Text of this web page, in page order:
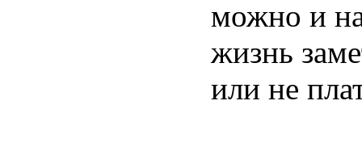
можно и
жизнь
или не